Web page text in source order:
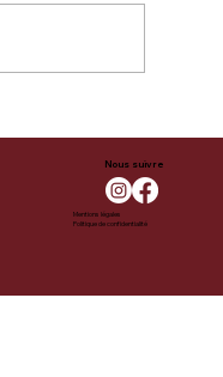
Nous suivre
Mentions légales
Politique de confidentialité